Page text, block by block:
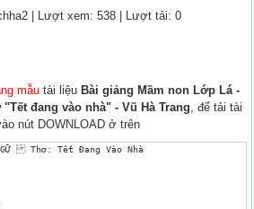
| Lượt xem: 538 | Lượt tải: 0
mẫu tài liệu Bài giảng Mầm non Lớp Lá -
đang vào nhà" - Vũ Hà Trang, để tải tài
nút DOWNLOAD ở trên
NGỮ  Thơ: Tết Đang Vào Nhà